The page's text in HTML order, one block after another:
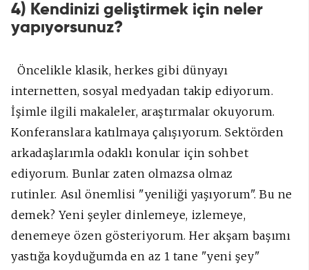
4) Kendinizi geliştirmek için neler
yapıyorsunuz?
Öncelikle klasik, herkes gibi dünyayı
internetten, sosyal medyadan takip ediyorum.
İşimle ilgili makaleler, araştırmalar okuyorum.
Konferanslara katılmaya çalışıyorum. Sektörden
arkadaşlarımla odaklı konular için sohbet
ediyorum. Bunlar zaten olmazsa olmaz
rutinler. Asıl önemlisi "yeniliği yaşıyorum". Bu ne
demek? Yeni şeyler dinlemeye, izlemeye,
denemeye özen gösteriyorum. Her akşam başımı
yastığa koyduğumda en az 1 tane "yeni şey"